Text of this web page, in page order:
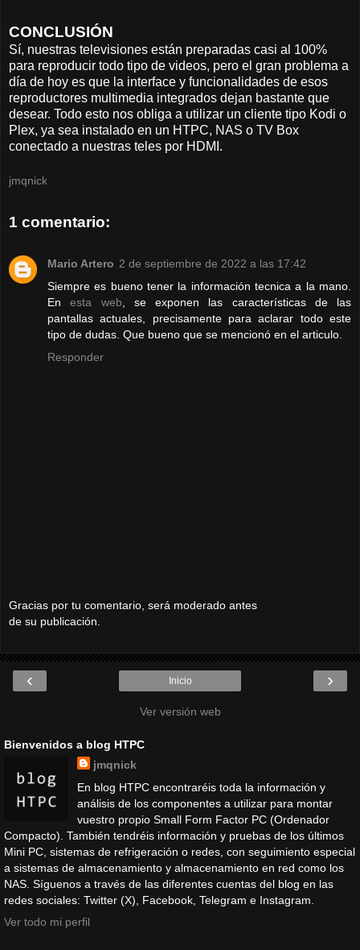
CONCLUSIÓN
Sí, nuestras televisiones están preparadas casi al 100%
para reproducir todo tipo de videos, pero el gran problema a
día de hoy es que la interface y funcionalidades de esos
reproductores multimedia integrados dejan bastante que
desear. Todo esto nos obliga a utilizar un cliente tipo Kodi o
Plex, ya sea instalado en un HTPC, NAS o TV Box
conectado a nuestras teles por HDMI.
jmqnick
1 comentario:
Mario Artero 2 de septiembre de 2022 a las 17:42
Siempre es bueno tener la información tecnica a la mano.
Enesta web, se exponen las características de las
pantallas actuales, precisamente para aclarar todo este
tipo de dudas. Que bueno que se mencionó en el articulo.
Responder
Gracias por tu comentario, será moderado antes
de su publicación.
‹ ›
Inicio
Ver versión web
Bienvenidos a blog HTPC
jmqnick
En blog HTPC encontraréis toda la información y
análisis de los componentes a utilizar para montar
vuestro propio Small Form Factor PC (Ordenador
Compacto). También tendréis información y pruebas de los últimos
Mini PC, sistemas de refrigeración o redes, con seguimiento especial
a sistemas de almacenamiento y almacenamiento en red como los
NAS. Síguenos a través de las diferentes cuentas del blog en las
redes sociales: Twitter (X), Facebook, Telegram e Instagram.
Ver todo mi perfil